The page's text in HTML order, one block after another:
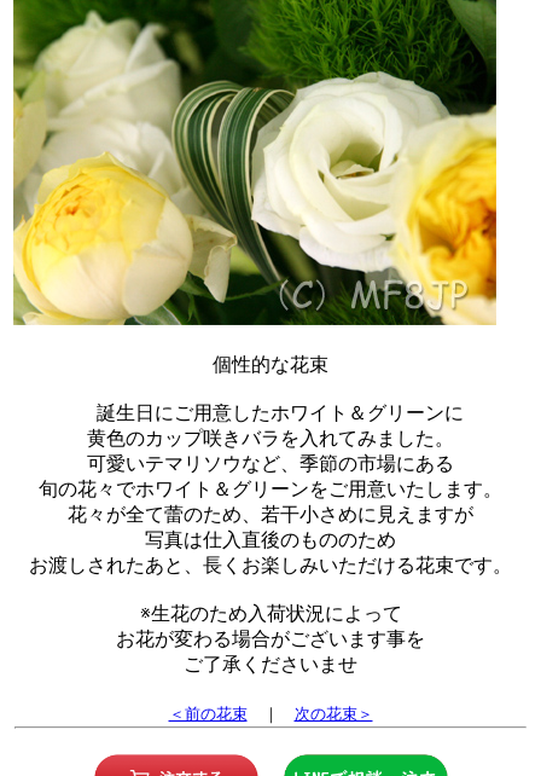
個性的な花束
誕生日にご用意したホワイト＆グリーンに
黄色のカップ咲きバラを入れてみました。
可愛いテマリソウなど、季節の市場にある
旬の花々でホワイト＆グリーンをご用意いたします。
花々が全て蕾のため、若干小さめに見えますが
写真は仕入直後のもののため
お渡しされたあと、長くお楽しみいただける花束です。
※生花のため入荷状況によって
お花が変わる場合がございます事を
ご了承くださいませ
＜前の花束｜ 次の花束＞